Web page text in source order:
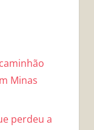
Minas
perdeu a